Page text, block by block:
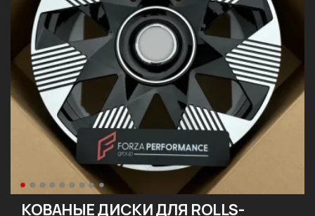
КОВАНЫЕ ДИСКИ ДЛЯ ROLLS-